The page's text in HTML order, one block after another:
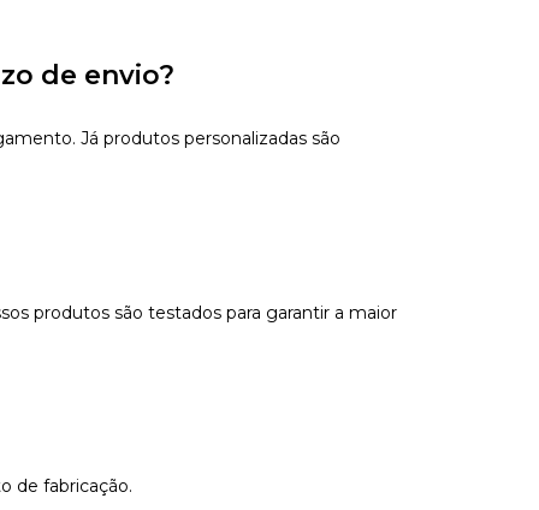
de envio?
Já produtos personalizadas são
produtos são testados para garantir a maior
de fabricação.